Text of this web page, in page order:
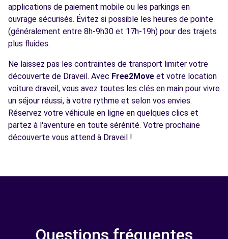
applications de paiement mobile ou les parkings en
ouvrage sécurisés. Évitez si possible les heures de pointe
(généralement entre 8h-9h30 et 17h-19h) pour des trajets
plus fluides.
Ne laissez pas les contraintes de transport limiter votre
découverte de Draveil. Avec Free2Move et votre location
voiture draveil, vous avez toutes les clés en main pour vivre
un séjour réussi, à votre rythme et selon vos envies.
Réservez votre véhicule en ligne en quelques clics et
partez à l'aventure en toute sérénité. Votre prochaine
découverte vous attend à Draveil !
Questions fréquentes